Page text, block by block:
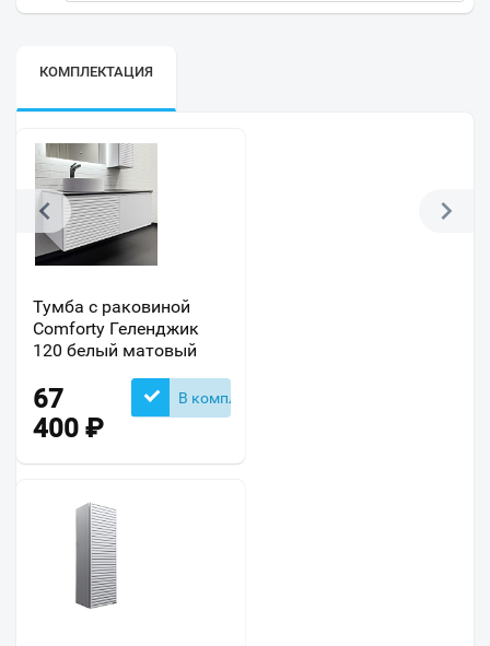
КОМПЛЕКТАЦИЯ
Тумба с раковиной
Comforty Геленджик
120 белый матовый
67
400 ₽
В комплекте